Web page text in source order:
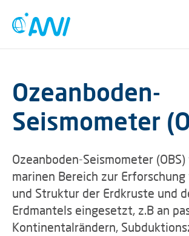
Ozeanboden-
Seismometer
Ozeanboden-Seismometer
marinen Bereich zur
und Struktur der Erdkruste und
Erdmantels eingesetzt, z.B an
Kontinentalrändern,